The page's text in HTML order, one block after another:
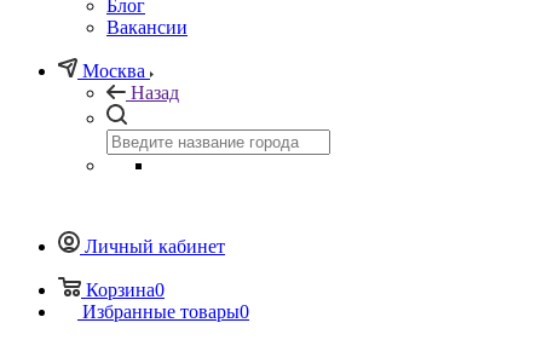
Блог
Вакансии
Москва
Назад
Личный кабинет
Корзина0
Избранные товары0